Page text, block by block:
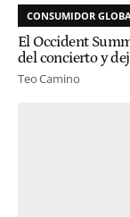
CONSUMIDOR
El Occident
del concierto y
Teo Camino